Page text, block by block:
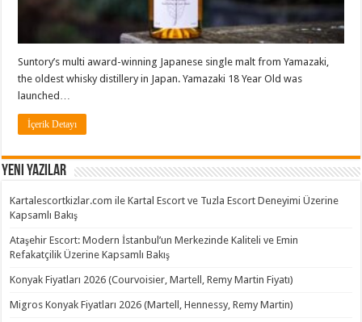
Suntory’s multi award-winning Japanese single malt from Yamazaki,
the oldest whisky distillery in Japan. Yamazaki 18 Year Old was
launched…
İçerik Detayı
Yeni Yazılar
Kartalescortkizlar.com ile Kartal Escort ve Tuzla Escort Deneyimi Üzerine
Kapsamlı Bakış
Ataşehir Escort: Modern İstanbul’un Merkezinde Kaliteli ve Emin
Refakatçilik Üzerine Kapsamlı Bakış
Konyak Fiyatları 2026 (Courvoisier, Martell, Remy Martin Fiyatı)
Migros Konyak Fiyatları 2026 (Martell, Hennessy, Remy Martin)